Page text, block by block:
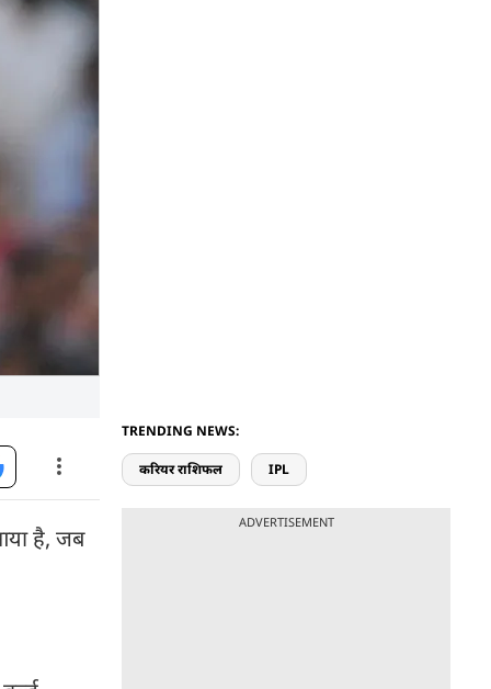
है, जब
TRENDING NEWS:
करियर राशिफल IPL
ADVERTISEMENT